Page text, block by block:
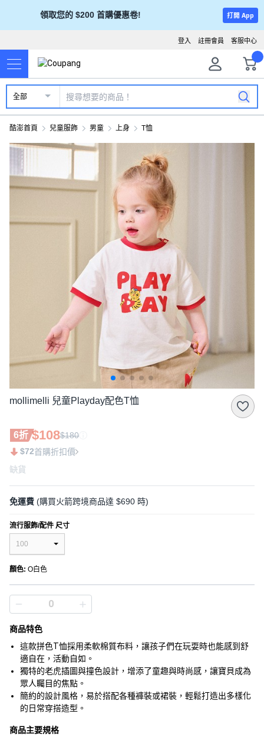
領取您的 $200 首購優惠卷! 打開 App
客服中心
註冊會員
登入
全部
酷澎首頁 兒童服飾 男童 上身 T恤
mollimelli 兒童Playday配色T恤
6折 $108$180
$72首購折扣價
缺貨
免運費 (購買火箭跨境商品達 $690 時)
流行服飾/配件 尺寸
100
顏色: O白色
商品特色
這款拼色T恤採用柔軟棉質布料，讓孩子們在玩耍時也能感到舒
適自在，活動自如。
獨特的老虎插圖與撞色設計，增添了童趣與時尚感，讓寶貝成為
眾人矚目的焦點。
簡約的設計風格，易於搭配各種褲裝或裙裝，輕鬆打造出多樣化
的日常穿搭造型。
商品主要規格